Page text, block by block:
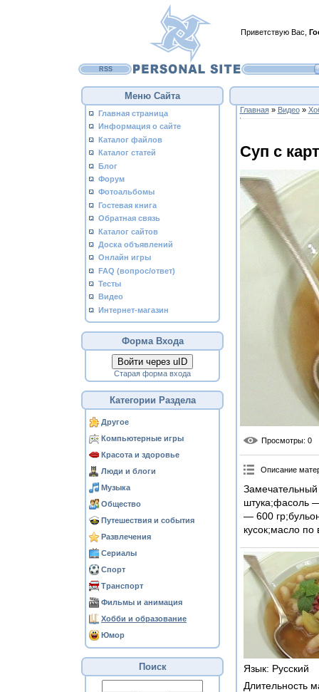
Приветствую Вас
RSS
Меню Сайта
Главная страница
Информация о сайте
Каталог файлов
Каталог статей
Блог
Форум
Фотоальбомы
Гостевая книга
Обратная связь
Каталог сайтов
Доска объявлений
Онлайн игры
FAQ (вопрос/ответ)
Тесты
Видео
Интернет-магазин
Форма Входа
Войти через uID
Старая форма входа
Категории Раздела
Другое
Компьютерные игры
Красота и здоровье
Люди и блоги
Музыка
Общество
Путешествия и события
Развлечения
Сериалы
Спорт
Транспорт
Фильмы и анимация
Хобби и образование
Юмор
Поиск
Главная» Видео»
Суп с
Просмотры: 0
Описание
штука;фасоль
— 600
кусок;масло по
Язык: Русский
Длительность